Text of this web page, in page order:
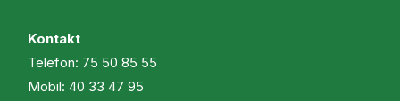
Kontakt
Telefon: 75 50 85 55
Mobil: 40 33 47 95